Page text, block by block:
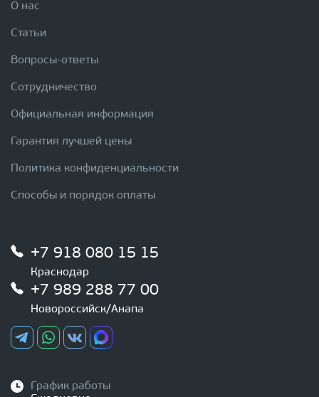
О нас
Статьи
Вопросы-ответы
Сотрудничество
Официальная информация
Гарантия лучшей цены
Политика конфиденциальности
Способы и порядок оплаты
+7 918 080 15 15
Краснодар
+7 989 288 77 00
Новороссийск/Анапа
График работы